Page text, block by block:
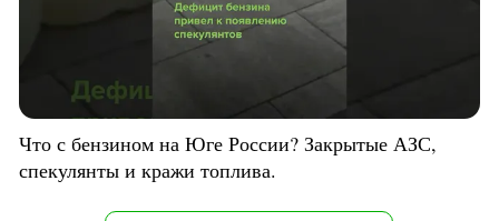
Что с бензином на Юге России? Закрытые АЗС,
спекулянты и кражи топлива.